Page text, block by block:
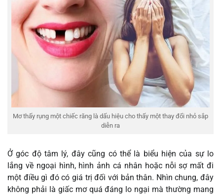
Mơ thấy rụng một chiếc răng là dấu hiệu cho thấy một thay đổi nhỏ sắp
diễn ra
Ở góc độ tâm lý, đây cũng có thể là biểu hiện của sự lo
lắng về ngoại hình, hình ảnh cá nhân hoặc nỗi sợ mất đi
một điều gì đó có giá trị đối với bản thân. Nhìn chung, đây
không phải là giấc mơ quá đáng lo ngại mà thường mang